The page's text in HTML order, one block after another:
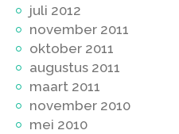
juli 2012
november 2011
oktober 2011
augustus 2011
maart 2011
november 2010
mei 2010